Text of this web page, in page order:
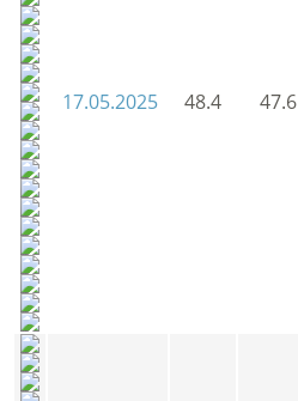
17.05.2025 48.4 47.6